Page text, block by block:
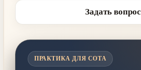
Задать вопрос
ПРАКТИКА ДЛЯ СОТА